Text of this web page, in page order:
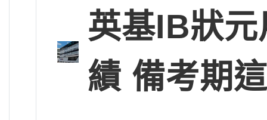
英基IB狀
績 備考期